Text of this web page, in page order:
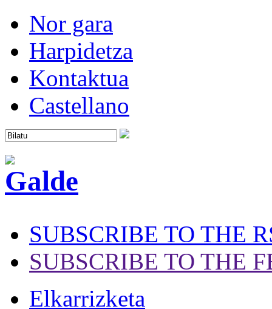
Nor gara
Harpidetza
Kontaktua
Castellano
SUBSCRIBE TO THE
SUBSCRIBE TO THE
Elkarrizketa